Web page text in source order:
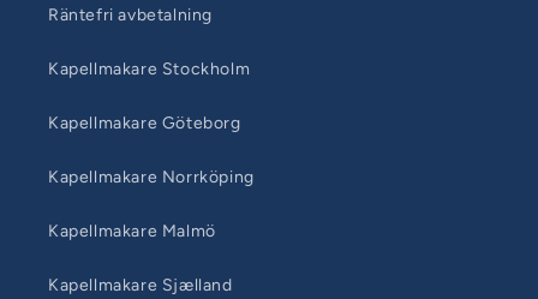
Räntefri avbetalning
Kapellmakare Stockholm
Kapellmakare Göteborg
Kapellmakare Norrköping
Kapellmakare Malmö
Kapellmakare Sjælland